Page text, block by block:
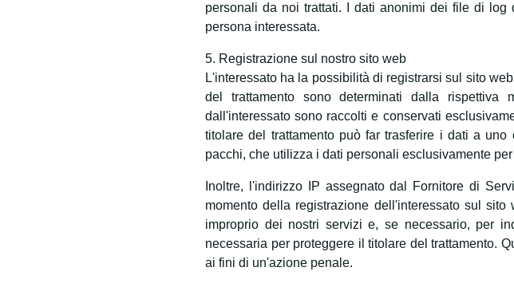
personali da noi trattati. I dati anonimi dei file di log
persona interessata.
5. Registrazione sul nostro sito web
L'interessato ha la possibilità di registrarsi sul sito
del trattamento sono determinati dalla rispettiva
dall'interessato sono raccolti e conservati
titolare del trattamento può far trasferire i dati a
pacchi, che utilizza i dati personali esclusivamente
Inoltre, l'indirizzo IP assegnato dal Fornitore di
momento della registrazione dell'interessato sul
improprio dei nostri servizi e, se necessario, per
necessaria per proteggere il titolare del trattamento.
ai fini di un'azione penale.